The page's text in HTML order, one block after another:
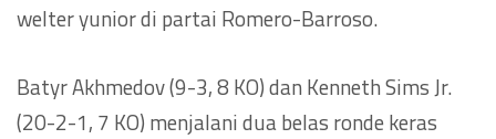
welter yunior di partai Romero-Barroso.
Batyr Akhmedov (9-3, 8 KO) dan Kenneth Sims Jr.
(20-2-1, 7 KO) menjalani dua belas ronde keras